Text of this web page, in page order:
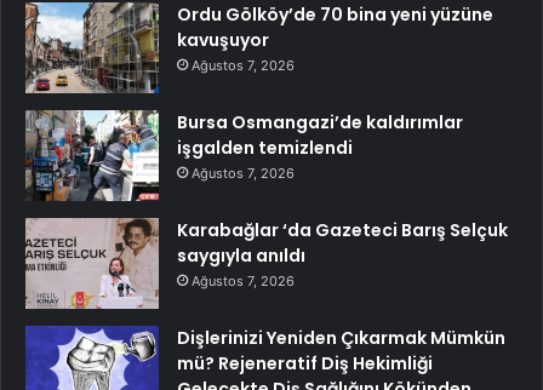
Ordu Gölköy’de 70 bina yeni yüzüne
kavuşuyor
Ağustos 7, 2026
Bursa Osmangazi’de kaldırımlar
işgalden temizlendi
Ağustos 7, 2026
Karabağlar ‘da Gazeteci Barış Selçuk
saygıyla anıldı
Ağustos 7, 2026
Dişlerinizi Yeniden Çıkarmak Mümkün
mü? Rejeneratif Diş Hekimliği